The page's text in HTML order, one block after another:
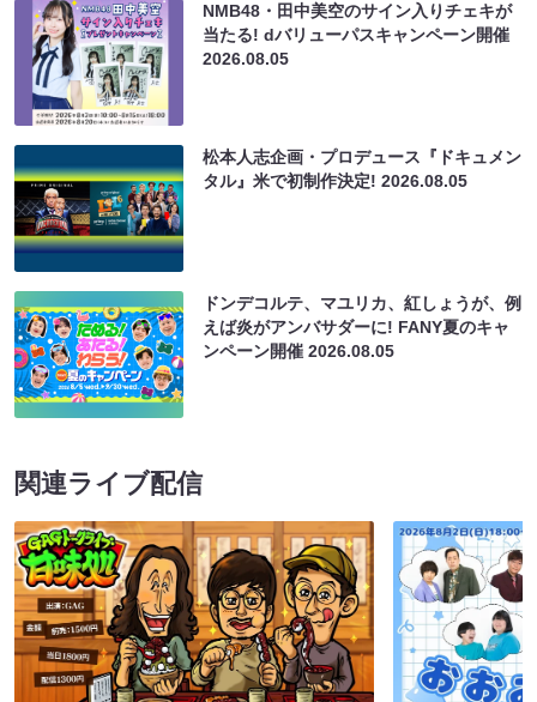
NMB48・田中美空のサイン入りチェキが
当たる! dバリューパスキャンペーン開催
2026.08.05
松本人志企画・プロデュース『ドキュメン
タル』米で初制作決定!2026.08.05
ドンデコルテ、マユリカ、紅しょうが、例
えば炎がアンバサダーに! FANY夏のキャ
ンペーン開催2026.08.05
関連ライブ配信